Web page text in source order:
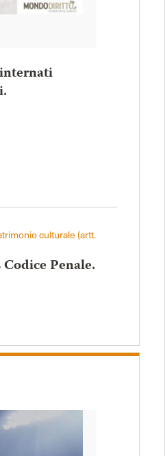
culturale (artt.
Penale.